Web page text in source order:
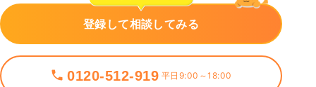
登録して相談してみる
0120-512-919 平日9:00～18:00